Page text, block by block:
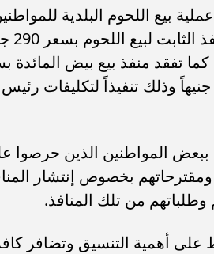
بيع اللحوم البلدية
بالأسواق بـ 25 : 30 جنيهاً وذلك تنفيذاً
المواطنين الذين حرصوا
بخصوص إنتشار
وطلباتهم من تلك المنافذ.
أهمية التنسيق وتضافر